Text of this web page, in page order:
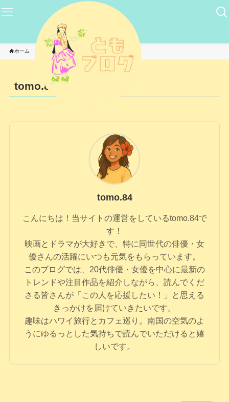
ホーム tomo.84の執筆記事
tomo.84 – Author –
tomo.84
こんにちは！当サイトの運営をしているtomo.84で
す！
映画とドラマが大好きで、特に同世代の俳優・女
優さんの活躍にいつも元気をもらっています。
このブログでは、20代俳優・女優を中心に最新の
トレンドや注目作品を紹介しながら、読んでくだ
さる皆さんが「この人を応援したい！」と思える
きっかけを届けていきたいです。
趣味はハワイ旅行とカフェ巡り。南国の空気のよ
うにゆるっとした気持ちで読んでいただけると嬉
しいです。